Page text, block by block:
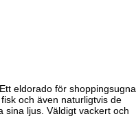
eldorado för shoppingsugna.
och även naturligtvis de
sina ljus. Väldigt vackert och